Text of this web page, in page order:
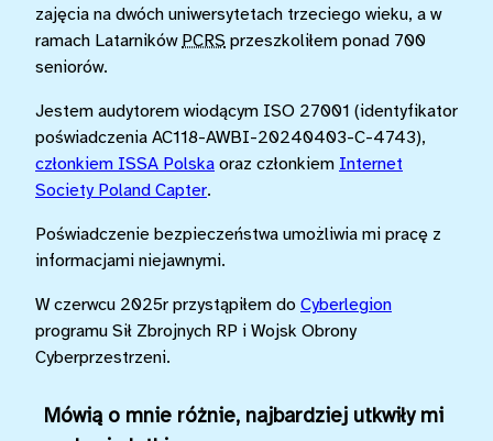
zajęcia na dwóch uniwersytetach trzeciego wieku, a w
ramach Latarników PCRS przeszkoliłem ponad 700
seniorów.
Jestem audytorem wiodącym ISO 27001 (identyfikator
poświadczenia AC118-AWBI-20240403-C-4743),
członkiem ISSA Polska oraz członkiem Internet
Society Poland Capter.
Poświadczenie bezpieczeństwa umożliwia mi pracę z
informacjami niejawnymi.
W czerwcu 2025r przystąpiłem do Cyberlegion
programu Sił Zbrojnych RP i Wojsk Obrony
Cyberprzestrzeni.
Mówią o mnie różnie, najbardziej utkwiły mi